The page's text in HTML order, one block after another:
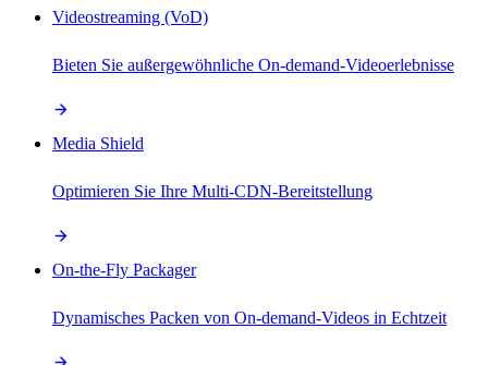
Videostreaming (VoD)
Bieten Sie außergewöhnliche On-demand-Videoerlebnisse
Media Shield
Optimieren Sie Ihre Multi-CDN-Bereitstellung
On-the-Fly Packager
Dynamisches Packen von On-demand-Videos in Echtzeit